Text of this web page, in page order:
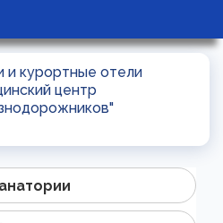
и курортные отели
центр